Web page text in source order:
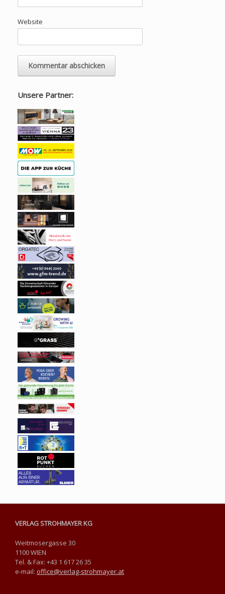
Website
Unsere Partner:
VERLAG STROHMAYER KG
Weitmosergasse 30
1100 WIEN
Tel. & Fax: +43 1 617 26 35
e-mail: office@verlag-strohmayer.at